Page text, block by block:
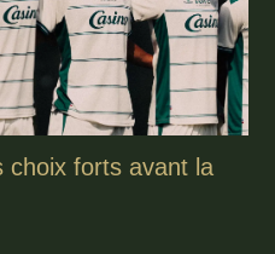
choix forts avant la